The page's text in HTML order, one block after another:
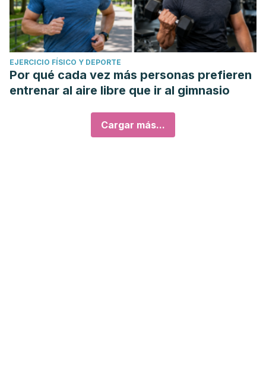
EJERCICIO FÍSICO Y DEPORTE
Por qué cada vez más personas prefieren
entrenar al aire libre que ir al gimnasio
Cargar más...